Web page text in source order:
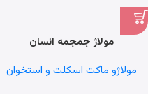
مولاژ جمجمه انسان
مولاژو ماکت اسکلت و استخوان